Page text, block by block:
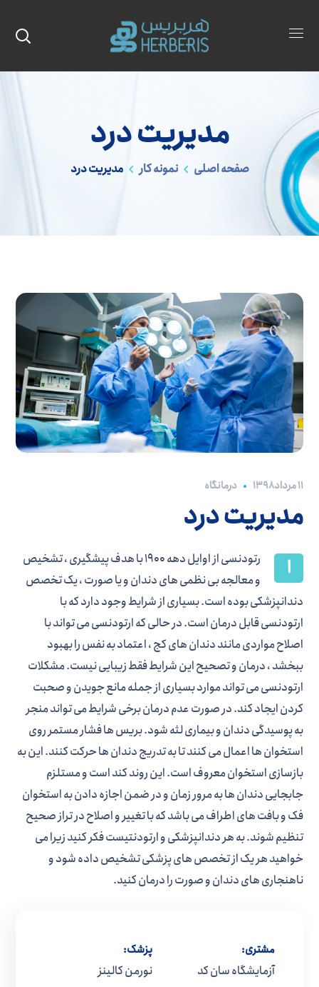
مدیریت درد
صفحه اصلی نمونه کار مدیریت درد
۱۱ مرداد ۱۳۹۸ درمانگاه
مدیریت درد
ا
رتودنسی از اوایل دهه 1900 با هدف پیشگیری ، تشخیص
و معالجه بی نظمی های دندان و یا صورت ، یک تخصص
دندانپزشکی بوده است. بسیاری از شرایط وجود دارد که با
ارتودنسی قابل درمان است. در حالی که ارتودنسی می تواند با
اصلاح مواردی مانند دندان های کج ، اعتماد به نفس را بهبود
ببخشد ، درمان و تصحیح این شرایط فقط زیبایی نیست. مشکلات
ارتودنسی می تواند موارد بسیاری از جمله مانع جویدن و صحبت
کردن ایجاد کند. در صورت عدم درمان برخی شرایط می تواند منجر
به پوسیدگی دندان و بیماری لثه شود. بریس ها فشار مستمر روی
استخوان ها اعمال می کنند تا به تدریج دندان ها حرکت کنند. این به
بازسازی استخوان معروف است. این روند کند است و مستلزم
جابجایی دندان ها به مرور زمان و در ضمن اجازه دادن به استخوان
فک و بافت های اطراف می باشد که با تغییر و اصلاح در تراز صحیح
تنظیم شوند. به هر دندانپزشکی و ارتودنتیست فکر کنید زیرا می
خواهید هر یک از تخصص های پزشکی تشخیص داده شود و
ناهنجاری های دندان و صورت را درمان کنید.
مشتری:
آزمایشگاه سان کد
پزشک:
نورمن کالینز